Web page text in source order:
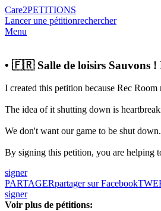
Care2PETITIONS
Lancer une pétitionrechercher
Menu
• 🇫🇷 Salle de loisirs Sauvons !
I created this petition because Rec
The idea of it shutting down is
We don't want our game to be shut
By signing this petition, you are helping
signer
PARTAGERpartager sur Facebook
signer
Voir plus de pétitions: